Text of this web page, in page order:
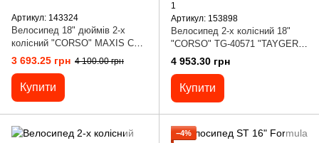
Артикул: 143324
Велосипед 18" дюймів 2-х
колісний "CORSO" MAXIS CL-
18964 (1) ручне гальмо,
дзвіночок, додаткові колеса, ,
в коробці
3 693.25 грн 4 100.00 грн
Купити
1
Артикул: 153898
Велосипед 2-х колісний 18"
"CORSO" TG-40571 "TAYGER"
(1) алюмінієва рама, ручне
гальмо, дод. колеса, дзвоник,
пляшечка [Коробка]
4 953.30 грн
Купити
−4%